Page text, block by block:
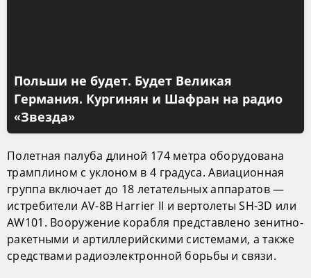
Польши не будет. Будет Великая
Германия. Кургинян и Шафран на радио
«Звезда»
Полетная палуба длиной 174 метра оборудована
трамплином с уклоном в 4 градуса. Авиационная
группа включает до 18 летательных аппаратов —
истребители AV-8B Harrier II и вертолеты SH-3D или
AW101. Вооружение корабля представлено зенитно-
ракетными и артиллерийскими системами, а также
средствами радиоэлектронной борьбы и связи.